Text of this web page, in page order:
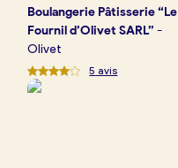
Boulangerie Pâtisserie “Le
Fournil d’Olivet SARL” -
Olivet
5 avis